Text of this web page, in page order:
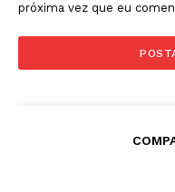
próxima vez que eu